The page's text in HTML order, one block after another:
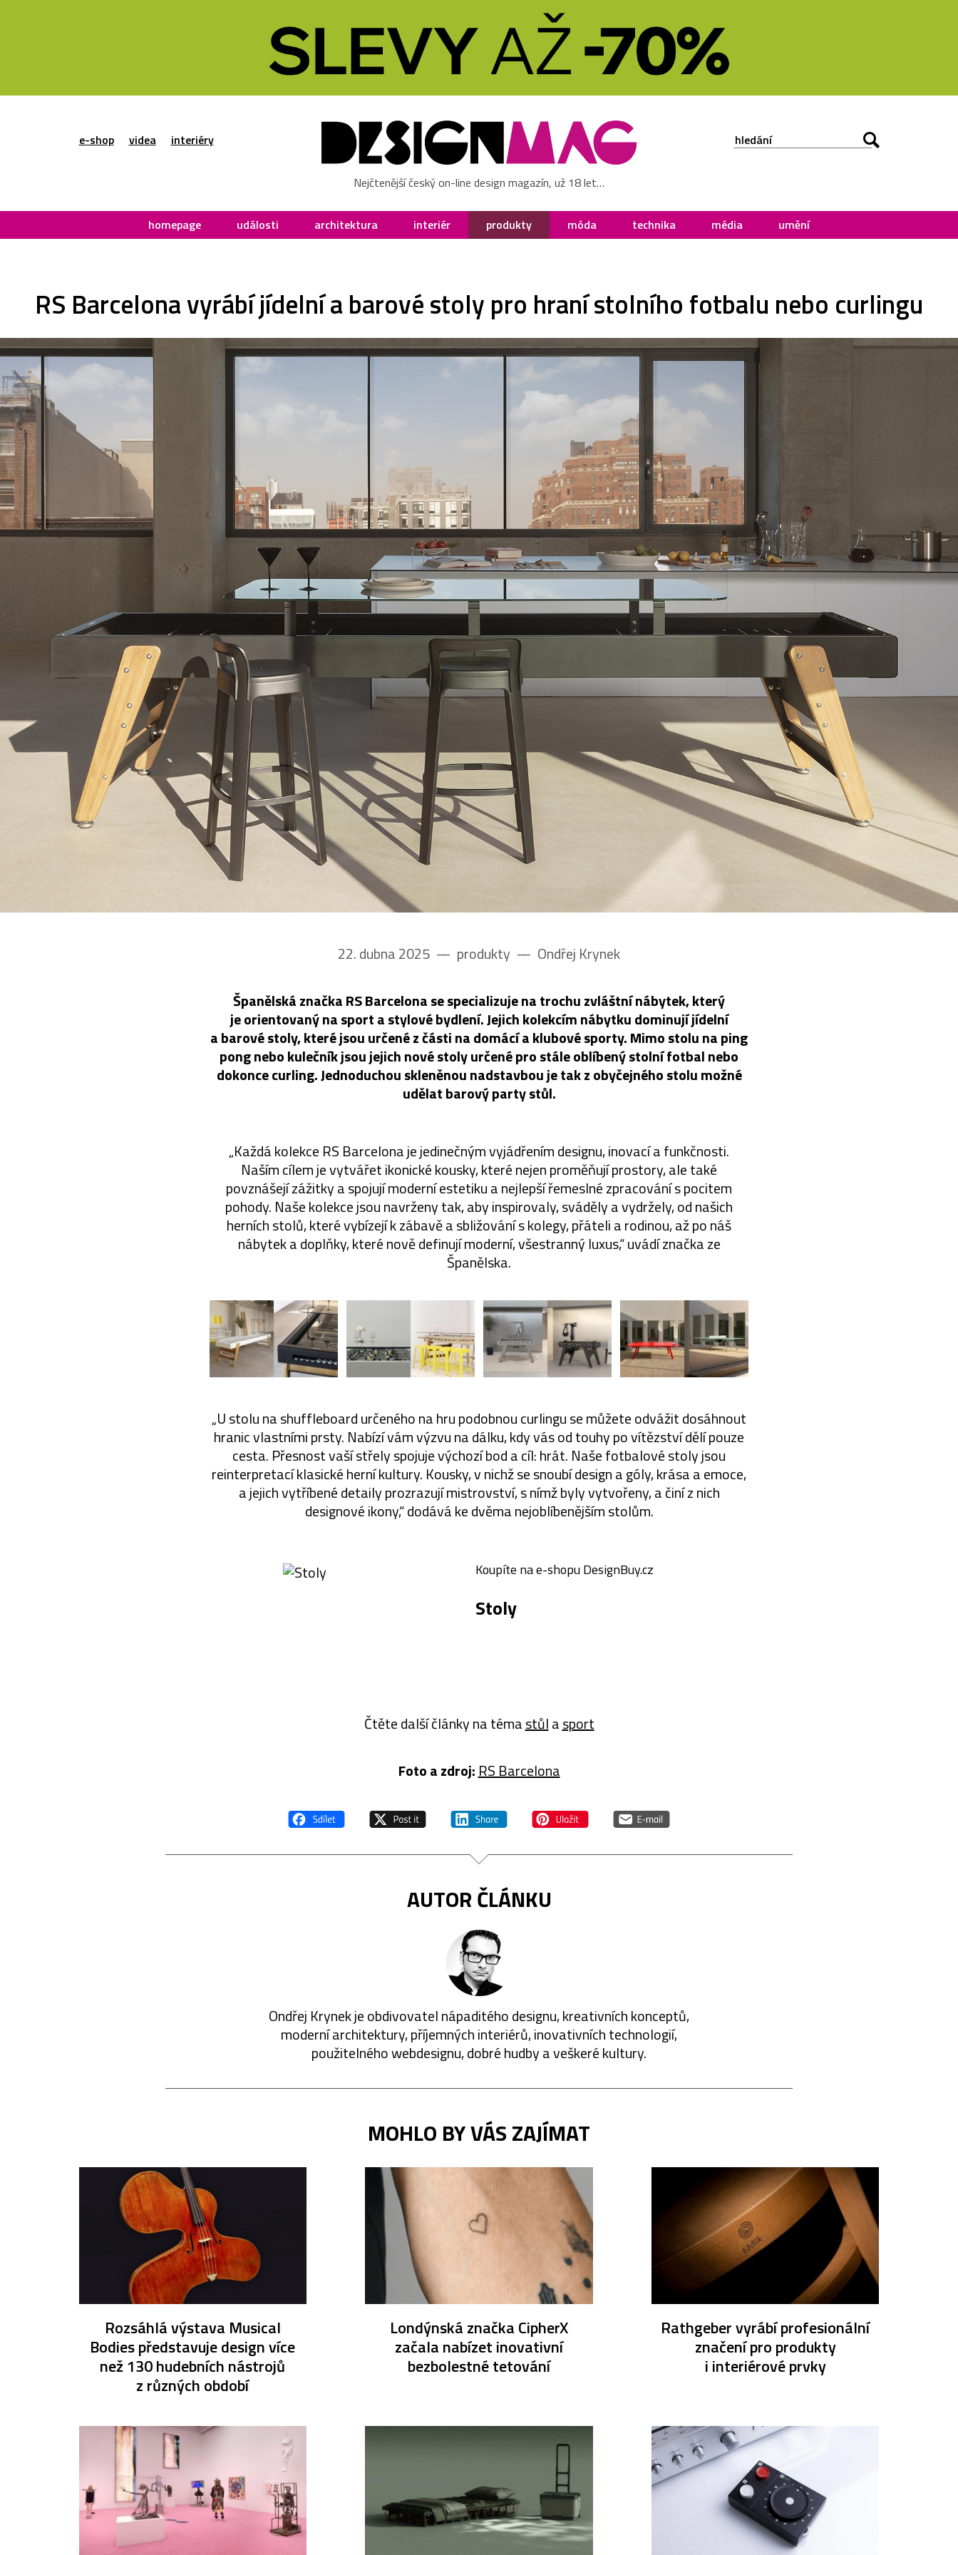
e-shop videa interiéry
Nejčtenější český on-line design magazín, už 18 let…
homepage události architektura interiér produkty móda technika média umění
RS Barcelona vyrábí jídelní a barové stoly pro hraní stolního fotbalu nebo curlingu
22. dubna 2025 –– produkty –– Ondřej Krynek
Španělská značka RS Barcelona se specializuje na trochu zvláštní nábytek, který
je orientovaný na sport a stylové bydlení. Jejich kolekcím nábytku dominují jídelní
a barové stoly, které jsou určené z části na domácí a klubové sporty. Mimo stolu na ping
pong nebo kulečník jsou jejich nové stoly určené pro stále oblíbený stolní fotbal nebo
dokonce curling. Jednoduchou skleněnou nadstavbou je tak z obyčejného stolu možné
udělat barový party stůl.
„Každá kolekce RS Barcelona je jedinečným vyjádřením designu, inovací a funkčnosti.
Naším cílem je vytvářet ikonické kousky, které nejen proměňují prostory, ale také
povznášejí zážitky a spojují moderní estetiku a nejlepší řemeslné zpracování s pocitem
pohody. Naše kolekce jsou navrženy tak, aby inspirovaly, sváděly a vydržely, od našich
herních stolů, které vybízejí k zábavě a sbližování s kolegy, přáteli a rodinou, až po náš
nábytek a doplňky, které nově definují moderní, všestranný luxus,“ uvádí značka ze
Španělska.
„U stolu na shuffleboard určeného na hru podobnou curlingu se můžete odvážit dosáhnout
hranic vlastními prsty. Nabízí vám výzvu na dálku, kdy vás od touhy po vítězství dělí pouze
cesta. Přesnost vaší střely spojuje výchozí bod a cíl: hrát. Naše fotbalové stoly jsou
reinterpretací klasické herní kultury. Kousky, v nichž se snoubí design a góly, krása a emoce,
a jejich vytříbené detaily prozrazují mistrovství, s nímž byly vytvořeny, a činí z nich
designové ikony,“ dodává ke dvěma nejoblíbenějším stolům.
Koupíte na e-shopu DesignBuy.cz
Stoly
Čtěte další články na témastůlasport
Foto a zdroj: RS Barcelona
AUTOR ČLÁNKU
Ondřej Krynek je obdivovatel nápaditého designu, kreativních konceptů,
moderní architektury, příjemných interiérů, inovativních technologií,
použitelného webdesignu, dobré hudby a veškeré kultury.
MOHLO BY VÁS ZAJÍMAT
Rozsáhlá výstava Musical
Bodies představuje design více
než 130 hudebních nástrojů
z různých období
Londýnská značka CipherX
začala nabízet inovativní
bezbolestné tetování
Rathgeber vyrábí profesionální
značení pro produkty
i interiérové prvky